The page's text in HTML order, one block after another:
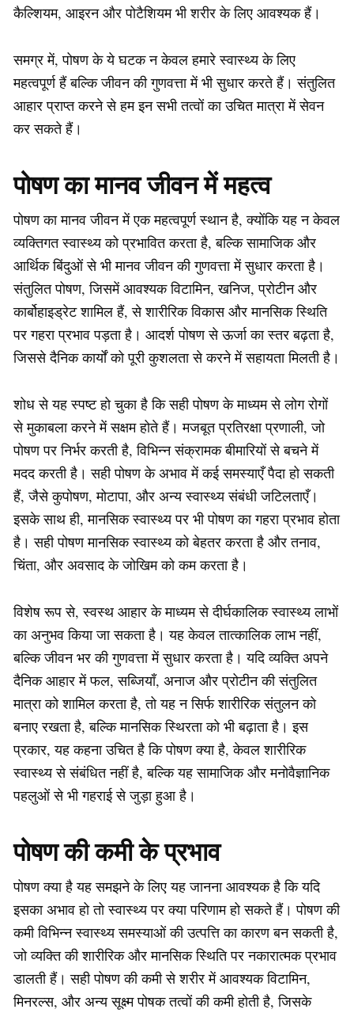
कैल्शियम, आइरन और पोटैशियम भी शरीर के लिए आवश्यक हैं।
समग्र में, पोषण के ये घटक न केवल हमारे स्वास्थ्य के लिए
महत्वपूर्ण हैं बल्कि जीवन की गुणवत्ता में भी सुधार करते हैं। संतुलित
आहार प्राप्त करने से हम इन सभी तत्वों का उचित मात्रा में सेवन
कर सकते हैं।
पोषण का मानव जीवन में महत्व
पोषण का मानव जीवन में एक महत्वपूर्ण स्थान है, क्योंकि यह न केवल
व्यक्तिगत स्वास्थ्य को प्रभावित करता है, बल्कि सामाजिक और
आर्थिक बिंदुओं से भी मानव जीवन की गुणवत्ता में सुधार करता है।
संतुलित पोषण, जिसमें आवश्यक विटामिन, खनिज, प्रोटीन और
कार्बोहाइड्रेट शामिल हैं, से शारीरिक विकास और मानसिक स्थिति
पर गहरा प्रभाव पड़ता है। आदर्श पोषण से ऊर्जा का स्तर बढ़ता है,
जिससे दैनिक कार्यों को पूरी कुशलता से करने में सहायता मिलती है।
शोध से यह स्पष्ट हो चुका है कि सही पोषण के माध्यम से लोग रोगों
से मुकाबला करने में सक्षम होते हैं। मजबूत प्रतिरक्षा प्रणाली, जो
पोषण पर निर्भर करती है, विभिन्न संक्रामक बीमारियों से बचने में
मदद करती है। सही पोषण के अभाव में कई समस्याएँ पैदा हो सकती
हैं, जैसे कुपोषण, मोटापा, और अन्य स्वास्थ्य संबंधी जटिलताएँ।
इसके साथ ही, मानसिक स्वास्थ्य पर भी पोषण का गहरा प्रभाव होता
है। सही पोषण मानसिक स्वास्थ्य को बेहतर करता है और तनाव,
चिंता, और अवसाद के जोखिम को कम करता है।
विशेष रूप से, स्वस्थ आहार के माध्यम से दीर्घकालिक स्वास्थ्य लाभों
का अनुभव किया जा सकता है। यह केवल तात्कालिक लाभ नहीं,
बल्कि जीवन भर की गुणवत्ता में सुधार करता है। यदि व्यक्ति अपने
दैनिक आहार में फल, सब्जियाँ, अनाज और प्रोटीन की संतुलित
मात्रा को शामिल करता है, तो यह न सिर्फ शारीरिक संतुलन को
बनाए रखता है, बल्कि मानसिक स्थिरता को भी बढ़ाता है। इस
प्रकार, यह कहना उचित है कि पोषण क्या है, केवल शारीरिक
स्वास्थ्य से संबंधित नहीं है, बल्कि यह सामाजिक और मनोवैज्ञानिक
पहलुओं से भी गहराई से जुड़ा हुआ है।
पोषण की कमी के प्रभाव
पोषण क्या है यह समझने के लिए यह जानना आवश्यक है कि यदि
इसका अभाव हो तो स्वास्थ्य पर क्या परिणाम हो सकते हैं। पोषण की
कमी विभिन्न स्वास्थ्य समस्याओं की उत्पत्ति का कारण बन सकती है,
जो व्यक्ति की शारीरिक और मानसिक स्थिति पर नकारात्मक प्रभाव
डालती हैं। सही पोषण की कमी से शरीर में आवश्यक विटामिन,
मिनरल्स, और अन्य सूक्ष्म पोषक तत्वों की कमी होती है, जिसके